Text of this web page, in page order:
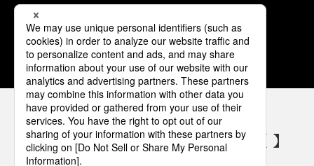
1 2 3 4 5
パナソニックの電気設備 SNSアカウント